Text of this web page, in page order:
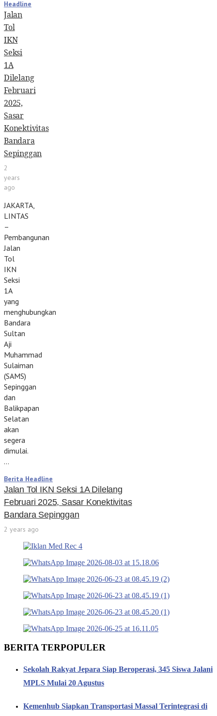
Headline
Jalan
Tol
IKN
Seksi
1A
Dilelang
Februari
2025,
Sasar
Konektivitas
Bandara
Sepinggan
2
years
ago
JAKARTA,
LINTAS
–
Pembangunan
Jalan
Tol
IKN
Seksi
1A
yang
menghubungkan
Bandara
Sultan
Aji
Muhammad
Sulaiman
(SAMS)
Sepinggan
dan
Balikpapan
Selatan
akan
segera
dimulai.
…
Berita Headline
Jalan Tol IKN Seksi 1A Dilelang
Februari 2025, Sasar Konektivitas
Bandara Sepinggan
2 years ago
BERITA TERPOPULER
Sekolah Rakyat Jepara Siap Beroperasi, 345 Siswa Jalani
MPLS Mulai 20 Agustus
Kemenhub Siapkan Transportasi Massal Terintegrasi di